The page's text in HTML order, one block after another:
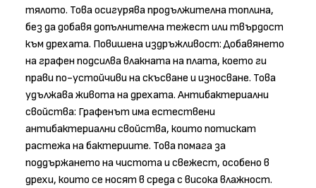
тялото. Това осигурява продължителна топлина,
без да добавя допълнителна тежест или твърдост
към дрехата. Повишена издръжливост: Добавянето
на графен подсилва влакната на плата, което ги
прави по-устойчиви на скъсване и износване. Това
удължава живота на дрехата. Антибактериални
свойства: Графенът има естествени
антибактериални свойства, които потискат
растежа на бактериите. Това помага за
поддържането на чистота и свежест, особено в
дрехи, които се носят в среда с висока влажност.